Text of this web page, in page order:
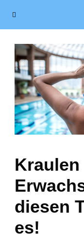
diesen
es!